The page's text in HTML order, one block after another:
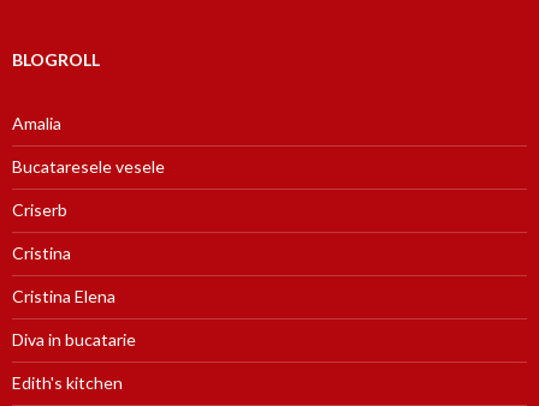
BLOGROLL
Amalia
Bucataresele vesele
Criserb
Cristina
Cristina Elena
Diva in bucatarie
Edith's kitchen